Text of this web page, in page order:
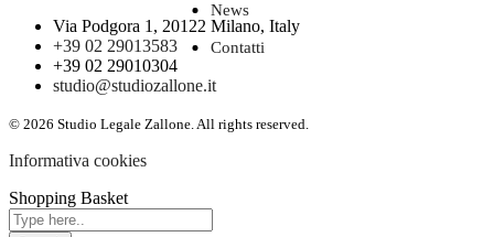
News
Contatti
Via Podgora 1, 20122 Milano, Italy
+39 02 29013583
+39 02 29010304
studio@studiozallone.it
© 2026 Studio Legale Zallone. All rights reserved.
Informativa cookies
Shopping Basket